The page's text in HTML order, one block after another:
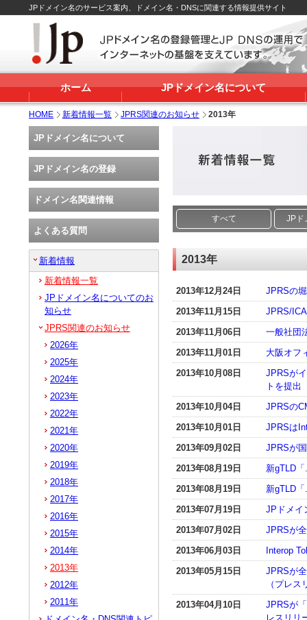
JPドメイン名のサービス案内、ドメイン名・DNSに関連する情報提供サイト
ホーム JPドメイン名について
HOME 新着情報一覧 JPRS関連のお知らせ 2013年
すべて JPド
2013年
2013年12月24日
JPRSの
2013年11月15日
JPRS/
2013年11月06日
一般社団
2013年11月01日
大阪オフ
2013年10月08日
JPRSが
トを提出
2013年10月04日
JPRSの
2013年10月01日
JPRSは
2013年09月02日
JPRSが
2013年08月19日
新gTLD
2013年08月19日
新gTLD
2013年07月19日
JPドメイ
2013年07月02日
JPRSが
2013年06月03日
Interop
2013年05月15日
JPRSが
（プレス
2013年04月10日
JPRSが
レスリリ
JPドメイン名について
JPドメイン名の登録
ドメイン名関連情報
よくある質問
新着情報
新着情報一覧
JPドメイン名についてのお
知らせ
JPRS関連のお知らせ
2026年
2025年
2024年
2023年
2022年
2021年
2020年
2019年
2018年
2017年
2016年
2015年
2014年
2013年
2012年
2011年